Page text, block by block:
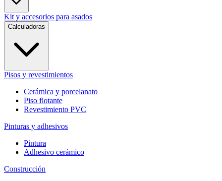
Kit y accesorios para asados
Calculadoras
Pisos y revestimientos
Cerámica y porcelanato
Piso flotante
Revestimiento PVC
Pinturas y adhesivos
Pintura
Adhesivo cerámico
Construcción